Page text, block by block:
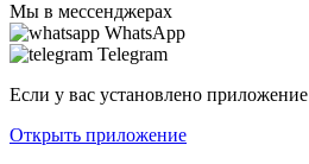
Мы в мессенджерах
WhatsApp
Telegram
Если у вас установлено приложение
Открыть приложение